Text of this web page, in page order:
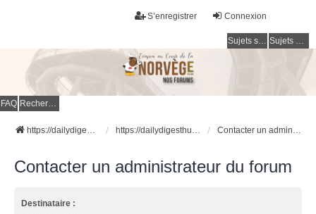
Connexion
S’enregistrer
Sujets sans réponse Sujets actifs
FAQ Rechercher
https://dailydigesthub.com https://dailydigesthub.com Contacter un administrateur du forum
Contacter un administrateur du forum
Destinataire :